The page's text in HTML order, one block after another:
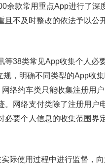
余款常用重点App进行了深
且不及时整改的依法予以公
38类常见App收集个人必
，明确不同类型的App收
络约车类只能收集注册用
网络支付类除了注册用户
要个人信息的收集范围界
际使用过程中进行监督，